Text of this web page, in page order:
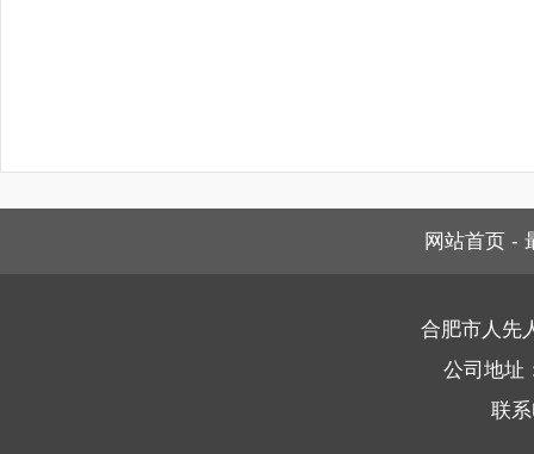
网站首页 -
合肥市人
公司地址
联